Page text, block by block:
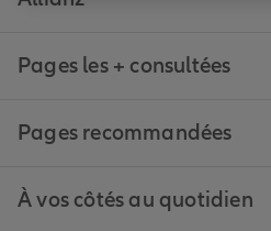
Retraite
Pages les + consultées
Pages recommandées
À vos côtés au quotidien